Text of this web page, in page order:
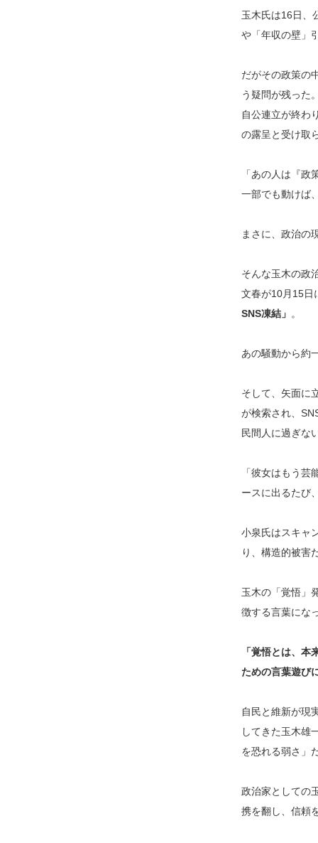
玉木氏は16日、
や「年収の壁」
だがその政策の
う疑問が残った
自公連立が終わ
の露呈と受け取
「あの人は『
一部でも動けば
まさに、政治の
そんな玉木の政
文春が10月15日
SNS凍結」 。
あの騒動から約
そして、矢面に
が検索され、
民間人に過ぎな
「彼女はもう
ースに出るたび
小泉氏はスキャ
り、構造的被害
玉木の「覚悟」
徴する言葉にな
「覚悟とは、
ための言葉遊び
自民と維新が現
してきた玉木雄
を恐れる弱さ」
政治家としての
携を翻し、信頼